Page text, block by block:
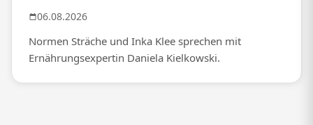
06.08.2026
Normen Sträche und Inka Klee sprechen mit
Ernährungsexpertin Daniela Kielkowski.